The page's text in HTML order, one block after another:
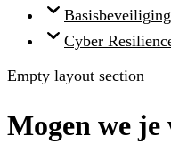
Cyber
Empty layout section
Mogen we je